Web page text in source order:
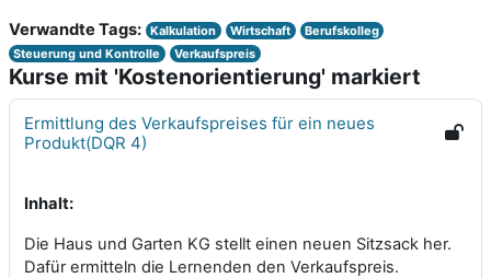
Verwandte Tags: Kalkulation Wirtschaft
Berufskolleg
Steuerung und Kontrolle
Verkaufspreis
Kurse mit 'Kostenorientierung' markiert
Ermittlung des Verkaufspreises für ein neues
Produkt(DQR 4)
Inhalt:
Die Haus und Garten KG stellt einen neuen Sitzsack her.
Dafür ermitteln die Lernenden den Verkaufspreis.